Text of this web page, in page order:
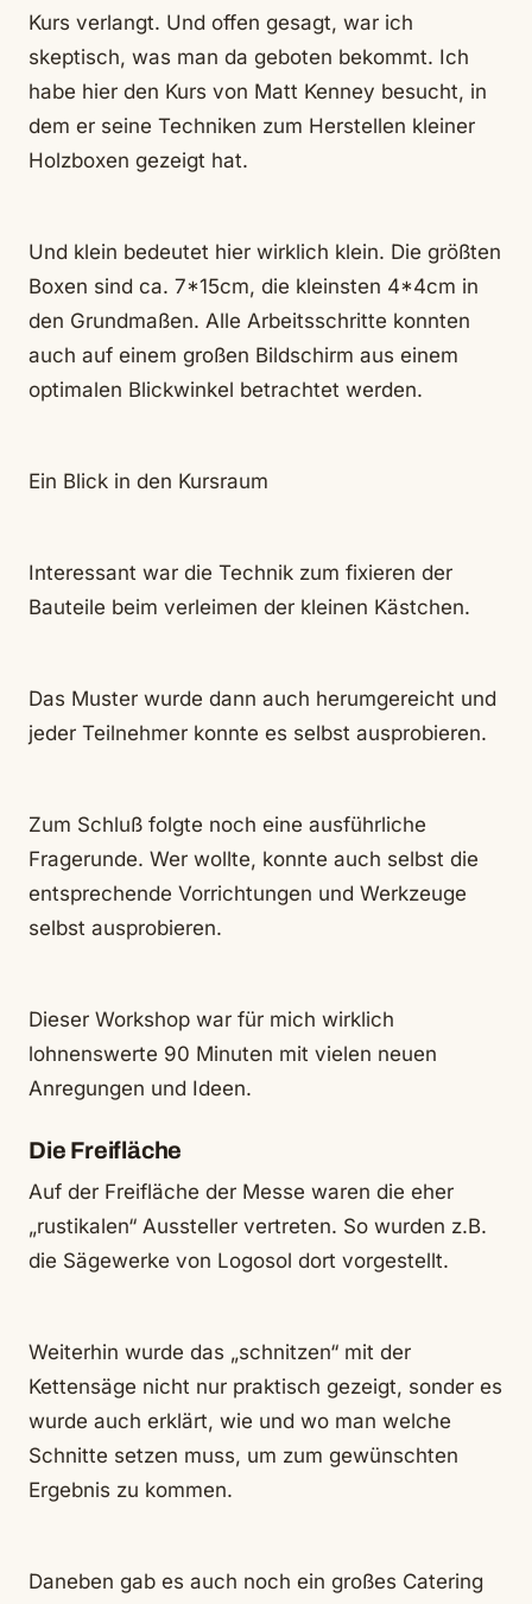
Kurs verlangt. Und offen gesagt, war ich
skeptisch, was man da geboten bekommt. Ich
habe hier den Kurs von Matt Kenney besucht, in
dem er seine Techniken zum Herstellen kleiner
Holzboxen gezeigt hat.
Und klein bedeutet hier wirklich klein. Die größten
Boxen sind ca. 7*15cm, die kleinsten 4*4cm in
den Grundmaßen. Alle Arbeitsschritte konnten
auch auf einem großen Bildschirm aus einem
optimalen Blickwinkel betrachtet werden.
Ein Blick in den Kursraum
Interessant war die Technik zum fixieren der
Bauteile beim verleimen der kleinen Kästchen.
Das Muster wurde dann auch herumgereicht und
jeder Teilnehmer konnte es selbst ausprobieren.
Zum Schluß folgte noch eine ausführliche
Fragerunde. Wer wollte, konnte auch selbst die
entsprechende Vorrichtungen und Werkzeuge
selbst ausprobieren.
Dieser Workshop war für mich wirklich
lohnenswerte 90 Minuten mit vielen neuen
Anregungen und Ideen.
Die Freifläche
Auf der Freifläche der Messe waren die eher
„rustikalen“ Aussteller vertreten. So wurden z.B.
die Sägewerke von Logosol dort vorgestellt.
Weiterhin wurde das „schnitzen“ mit der
Kettensäge nicht nur praktisch gezeigt, sonder es
wurde auch erklärt, wie und wo man welche
Schnitte setzen muss, um zum gewünschten
Ergebnis zu kommen.
Daneben gab es auch noch ein großes Catering